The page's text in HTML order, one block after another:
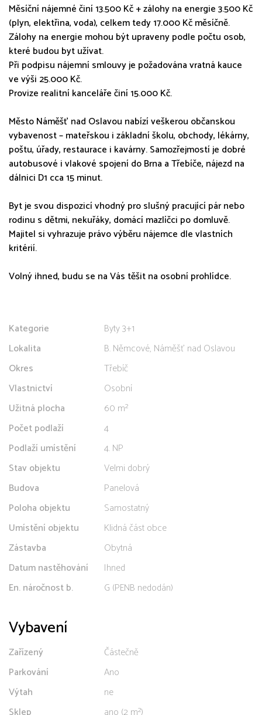
Měsíční nájemné činí 13.500 Kč + zálohy na energie 3.500 Kč
(plyn, elektřina, voda), celkem tedy 17.000 Kč měsíčně.
Zálohy na energie mohou být upraveny podle počtu osob,
které budou byt užívat.
Při podpisu nájemní smlouvy je požadována vratná kauce
ve výši 25.000 Kč.
Provize realitní kanceláře činí 15.000 Kč.
Město Náměšť nad Oslavou nabízí veškerou občanskou
vybavenost – mateřskou i základní školu, obchody, lékárny,
poštu, úřady, restaurace i kavárny. Samozřejmostí je dobré
autobusové i vlakové spojení do Brna a Třebíče, nájezd na
dálnici D1 cca 15 minut.
Byt je svou dispozicí vhodný pro slušný pracující pár nebo
rodinu s dětmi, nekuřáky, domácí mazlíčci po domluvě.
Majitel si vyhrazuje právo výběru nájemce dle vlastních
kritérií.
Volný ihned, budu se na Vás těšit na osobní prohlídce.
Kategorie
Byty 3+1
Lokalita
B. Němcové, Náměšť nad Oslavou
Okres
Třebíč
Vlastnictví
Osobní
Užitná plocha
60 m²
Počet podlaží
4
Podlaží umístění
4. NP
Stav objektu
Velmi dobrý
Budova
Panelová
Poloha objektu
Samostatný
Umístění objektu
Klidná část obce
Zástavba
Obytná
Datum nastěhování
Ihned
En. náročnost b.
G (PENB nedodán)
Vybavení
Zařízený
Částečně
Parkování
Ano
Výtah
ne